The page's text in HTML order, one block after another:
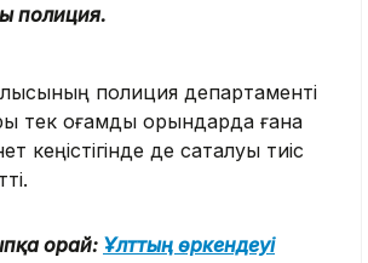
полиция.
полиция департаменті
тек қоғамдық орындарда ғана
кеңістігінде де сақталуы тиіс
орай: Ұлттың өркендеуі